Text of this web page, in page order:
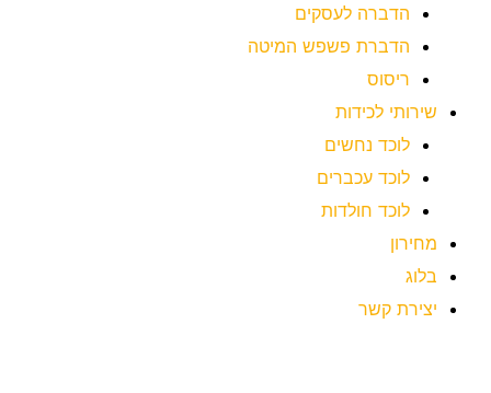
הדברה לעסקים
הדברת פשפש המיטה
ריסוס
שירותי לכידות
לוכד נחשים
לוכד עכברים
לוכד חולדות
מחירון
בלוג
יצירת קשר